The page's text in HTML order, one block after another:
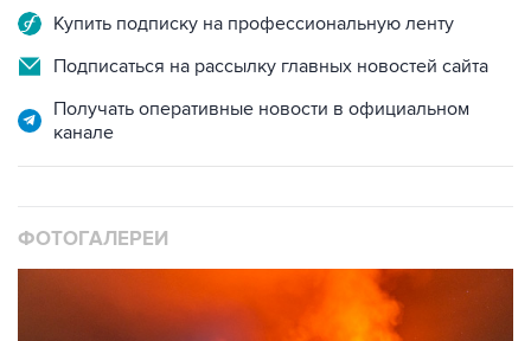
Купить подписку на профессиональную ленту
Подписаться на рассылку главных новостей сайта
Получать оперативные новости в официальном
канале
ФОТОГАЛЕРЕИ